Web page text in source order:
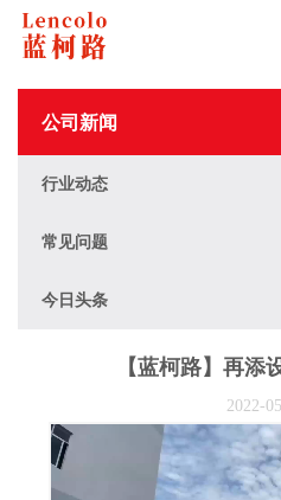
公司新闻
行业动态
常见问题
今日头条
【蓝柯路】再添
2022-